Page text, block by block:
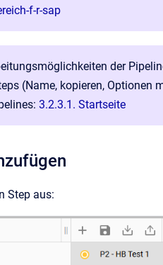
f-r-sap
der
(Name, kopieren,
3.2.3.1. Startseite
Step aus: